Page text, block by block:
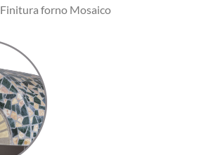
Finitura forno Mosaico